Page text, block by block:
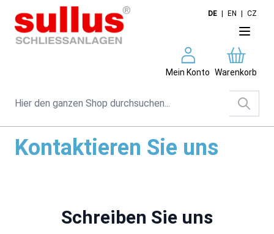
Direkt zum Inhalt
DE EN CZ
Mein Konto Warenkorb
Suche
Kontaktieren Sie uns
Schreiben Sie uns